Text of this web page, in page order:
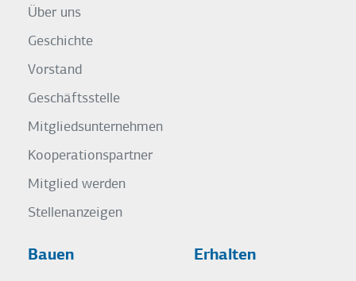
Über uns
Geschichte
Vorstand
Geschäftsstelle
Mitgliedsunternehmen
Kooperationspartner
Mitglied werden
Stellenanzeigen
Bauen Erhalten